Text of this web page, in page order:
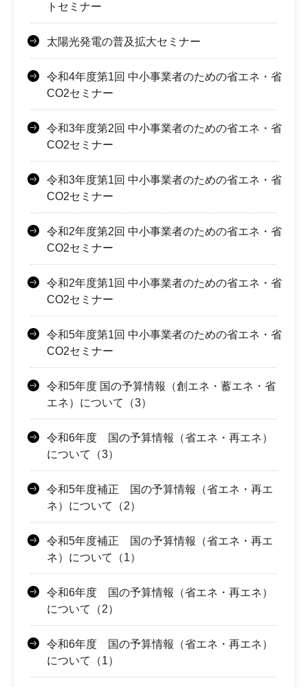
トセミナー
太陽光発電の普及拡大セミナー
令和4年度第1回 中小事業者のための省エネ・省
CO2セミナー
令和3年度第2回 中小事業者のための省エネ・省
CO2セミナー
令和3年度第1回 中小事業者のための省エネ・省
CO2セミナー
令和2年度第2回 中小事業者のための省エネ・省
CO2セミナー
令和2年度第1回 中小事業者のための省エネ・省
CO2セミナー
令和5年度第1回 中小事業者のための省エネ・省
CO2セミナー
令和5年度 国の予算情報（創エネ・蓄エネ・省
エネ）について（3）
令和6年度 国の予算情報（省エネ・再エネ）
について（3）
令和5年度補正 国の予算情報（省エネ・再エ
ネ）について（2）
令和5年度補正 国の予算情報（省エネ・再エ
ネ）について（1）
令和6年度 国の予算情報（省エネ・再エネ）
について（2）
令和6年度 国の予算情報（省エネ・再エネ）
について（1）